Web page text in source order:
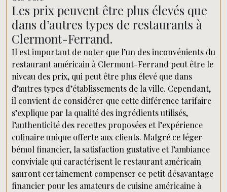
Les prix peuvent être plus élevés que
dans d’autres types de restaurants à
Clermont-Ferrand.
Il est important de noter que l’un des inconvénients du
restaurant américain à Clermont-Ferrand peut être le
niveau des prix, qui peut être plus élevé que dans
d’autres types d’établissements de la ville. Cependant,
il convient de considérer que cette différence tarifaire
s’explique par la qualité des ingrédients utilisés,
l’authenticité des recettes proposées et l’expérience
culinaire unique offerte aux clients. Malgré ce léger
bémol financier, la satisfaction gustative et l’ambiance
conviviale qui caractérisent le restaurant américain
sauront certainement compenser ce petit désavantage
financier pour les amateurs de cuisine américaine à